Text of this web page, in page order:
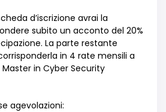
d’iscrizione avrai la
subito un acconto del 20%
La parte restante
in 4 rate mensili a
Master in Cyber Security
agevolazioni: